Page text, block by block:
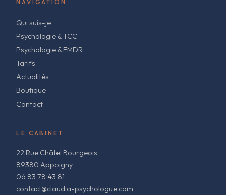
NAVIGATION
Qui suis-je
Psychologie & TCC
Psychologie & EMDR
Tarifs
Actualités
Boutique
Contact
LE CABINET
22 Rue Châtel Bourgeois
89380 Appoigny
06 83 78 43 81
contact@claudia-psychologue.com